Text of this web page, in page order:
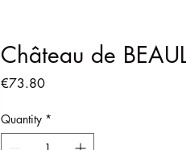
Château de
€73.80Price
Quantity *